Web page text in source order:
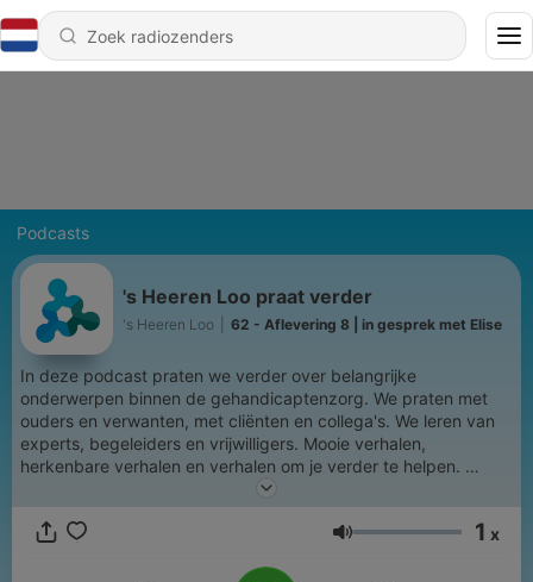
Podcasts
's Heeren Loo praat verder
's Heeren Loo 62 - Aflevering 8 | in gesprek met Elise
In deze podcast praten we verder over belangrijke
onderwerpen binnen de gehandicaptenzorg. We praten met
ouders en verwanten, met cliënten en collega's. We leren van
experts, begeleiders en vrijwilligers. Mooie verhalen,
herkenbare verhalen en verhalen om je verder te helpen.
beperking. Van jong tot oud, in bijna heel Nederland.
Volume 1 x